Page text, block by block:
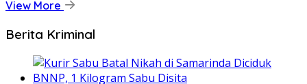
View More
Berita Kriminal